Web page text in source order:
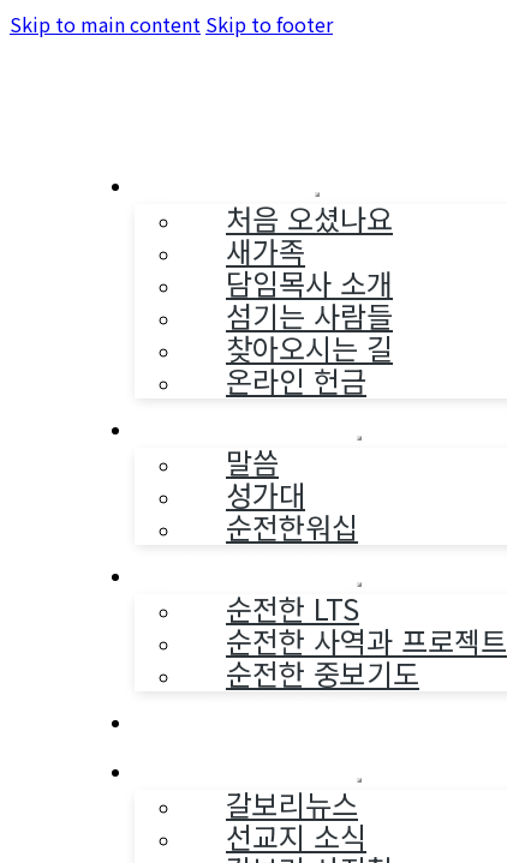
Skip to main content Skip to footer
처음 오셨나요
새가족
담임목사 소개
섬기는 사람들
찾아오시는 길
온라인 헌금
말씀
성가대
순전한워십
순전한 LTS
순전한 사역과 프로젝트
순전한 중보기도
갈보리뉴스
선교지 소식